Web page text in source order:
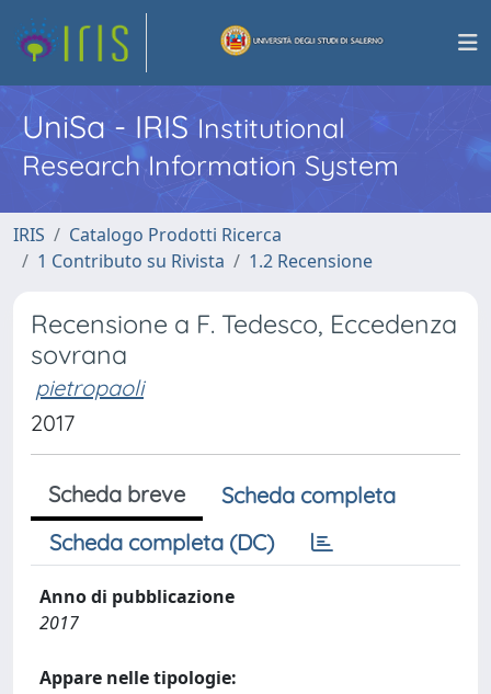
UniSa - IRISInstitutional
Research Information System
IRIS
Catalogo Prodotti Ricerca
1 Contributo su Rivista
1.2 Recensione
Recensione a F. Tedesco, Eccedenza
sovrana
pietropaoli
2017
Scheda breve
Scheda completa
Scheda completa (DC)
Anno di pubblicazione
2017
Appare nelle tipologie: